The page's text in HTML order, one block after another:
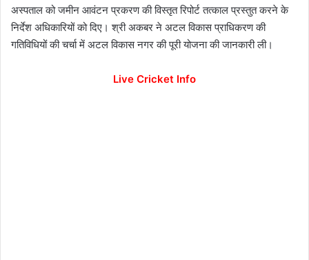
अस्पताल को जमीन आवंटन प्रकरण की विस्तृत रिपोर्ट तत्काल प्रस्तुत करने के
निर्देश अधिकारियों को दिए। श्री अकबर ने अटल विकास प्राधिकरण की
गतिविधियों की चर्चा में अटल विकास नगर की पूरी योजना की जानकारी ली।
Live Cricket Info